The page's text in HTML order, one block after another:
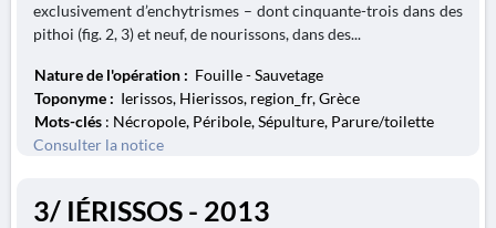
exclusivement d’enchytrismes – dont cinquante-trois dans des
pithoi (fig. 2, 3) et neuf, de nourissons, dans des...
Nature de l'opération : Fouille - Sauvetage
Toponyme : Ierissos, Hierissos, region_fr, Grèce
Mots-clés : Nécropole, Péribole, Sépulture, Parure/toilette
Consulter la notice
3/ IÉRISSOS - 2013